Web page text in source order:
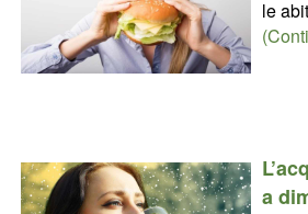
le
a